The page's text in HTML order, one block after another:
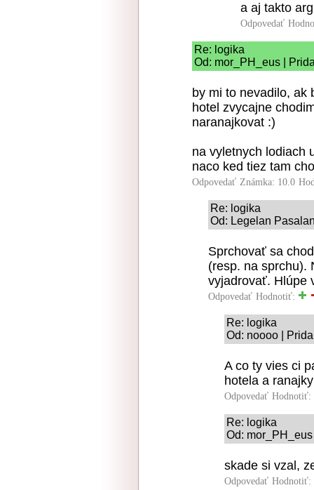
a aj takto
Odpovedať
Re: logika
Od: mor_PH_eus |
by mi to nevadilo, ak
hotel zvycajne
naranajkovat :)
na vyletnych lodiach
naco ked tiez tam
Odpovedať Známka: 10.0
Re: logika
Od: Legelan
Sprchovať sa
(resp. na sprchu).
vyjadrovať. Hlúpe
Odpovedať Hodnotiť:
Re: logika
Od: noooo |
A co ty vies ci
hotela a
Odpovedať Hodnotiť:
Re: logika
Od:
skade si vzal,
Odpovedať Hodnotiť: